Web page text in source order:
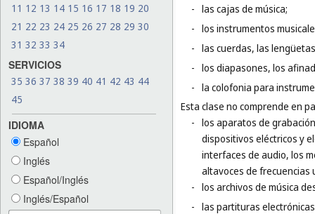
11 12 13 14 15 16 17 18 19 20
21 22 23 24 25 26 27 28 29 30
31 32 33 34
SERVICIOS
35 36 37 38 39 40 41 42 43 44
45
IDIOMA
Español
Inglés
Español/Inglés
Inglés/Español
- las cajas de música;
- los instrumentos
- las cuerdas, las
- los diapasones, los
- la colofonia para
Esta clase no comprende en
- los aparatos de
dispositivos eléctricos y
interfaces de audio, los
altavoces de frecuencias
- los archivos de música
- las partituras